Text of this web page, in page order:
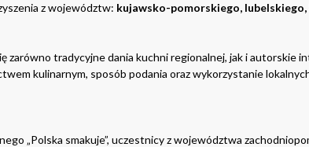
z województw: kujawsko-pomorskiego,
zarówno tradycyjne dania kuchni regionalnej, jak i
kulinarnym, sposób podania oraz wykorzystanie
„Polska smakuje”, uczestnicy z województwa